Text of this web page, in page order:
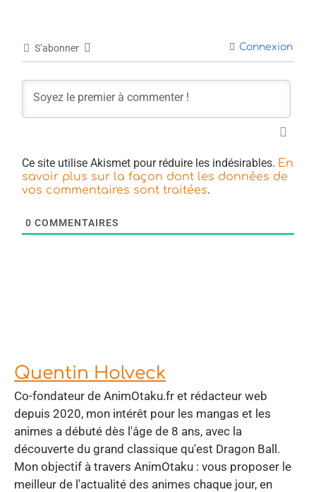
S’abonner Connexion
Ce site utilise Akismet pour réduire les indésirables. En
savoir plus sur la façon dont les données de
vos commentaires sont traitées.
0 COMMENTAIRES
Quentin Holveck
Co-fondateur de AnimOtaku.fr et rédacteur web
depuis 2020, mon intérêt pour les mangas et les
animes a débuté dès l'âge de 8 ans, avec la
découverte du grand classique qu'est Dragon Ball.
Mon objectif à travers AnimOtaku : vous proposer le
meilleur de l'actualité des animes chaque jour, en